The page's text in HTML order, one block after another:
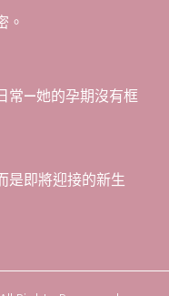
。
常—她的孕期沒有框
是即將迎接的新生